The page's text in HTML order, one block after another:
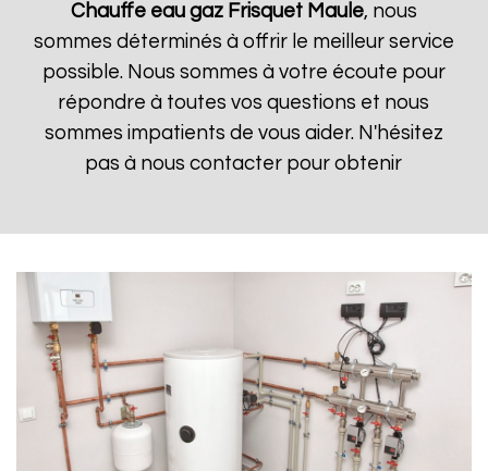
Chauffe eau gaz Frisquet Maule, nous
sommes déterminés à offrir le meilleur service
possible. Nous sommes à votre écoute pour
répondre à toutes vos questions et nous
sommes impatients de vous aider. N'hésitez
pas à nous contacter pour obtenir